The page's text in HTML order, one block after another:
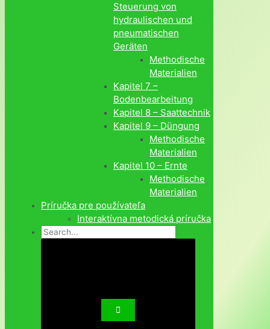
Steuerung von
hydraulischen und
pneumatischen
Geräten
Methodische
Materialien
Kapitel 7 –
Bodenbearbeitung
Kapitel 8 – Saattechnik
Kapitel 9 – Düngung
Methodische
Materialien
Kapitel 10 – Ernte
Methodische
Materialien
Príručka pre používateľa
Interaktívna metodická príručka